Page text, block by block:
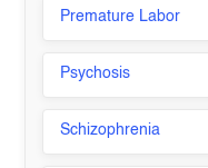
Premature Labor
Psychosis
Schizophrenia